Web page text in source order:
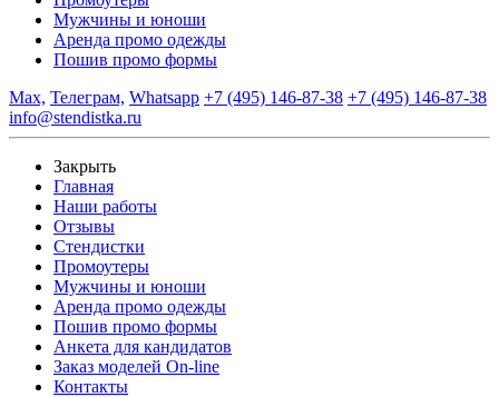
Мужчины и юноши
Аренда промо одежды
Пошив промо формы
Max, Телеграм, Whatsapp +7 (495) 146-87-38 +7 (495) 146-87-38
info@stendistka.ru
Закрыть
Главная
Наши работы
Отзывы
Стендистки
Промоутеры
Мужчины и юноши
Аренда промо одежды
Пошив промо формы
Анкета для кандидатов
Заказ моделей On-line
Контакты